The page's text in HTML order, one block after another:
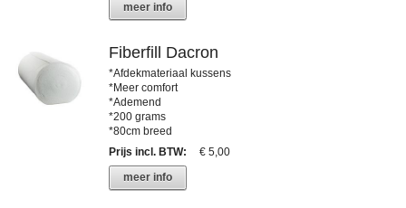
meer info
Fiberfill Dacron
*Afdekmateriaal kussens
*Meer comfort
*Ademend
*200 grams
*80cm breed
Prijs incl. BTW:
€ 5,00
meer info